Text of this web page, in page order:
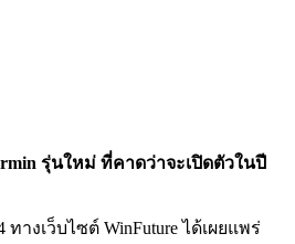
รุ่นใหม่ ที่คาดว่าจะเปิดตัวในปี
างเว็บไซต์ WinFuture ได้เผยแพร่